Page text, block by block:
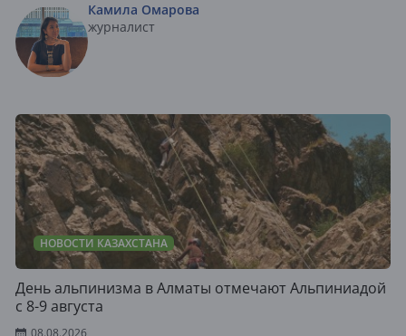
Камила Омарова
журналист
НОВОСТИ КАЗАХСТАНА
День альпинизма в Алматы отмечают Альпиниадой
с 8-9 августа